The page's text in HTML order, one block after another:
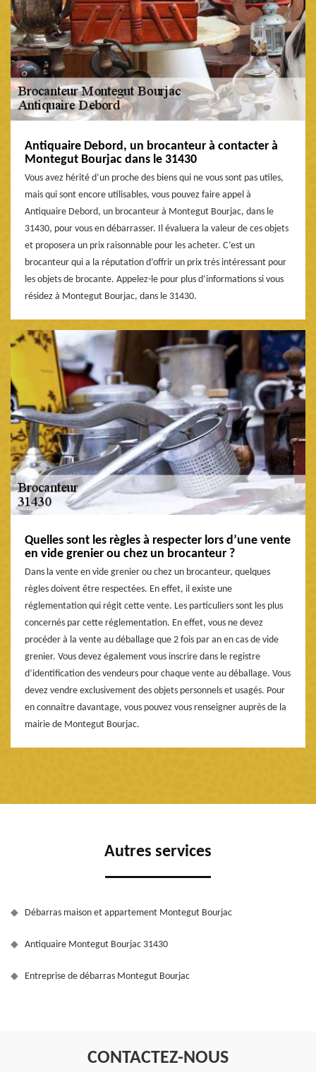
Antiquaire Debord, un brocanteur à contacter à
Montegut Bourjac dans le 31430
Vous avez hérité d’un proche des biens qui ne vous sont pas utiles,
mais qui sont encore utilisables, vous pouvez faire appel à
Antiquaire Debord, un brocanteur à Montegut Bourjac, dans le
31430, pour vous en débarrasser. Il évaluera la valeur de ces objets
et proposera un prix raisonnable pour les acheter. C’est un
brocanteur qui a la réputation d’offrir un prix très intéressant pour
les objets de brocante. Appelez-le pour plus d’informations si vous
résidez à Montegut Bourjac, dans le 31430.
Quelles sont les règles à respecter lors d’une vente
en vide grenier ou chez un brocanteur ?
Dans la vente en vide grenier ou chez un brocanteur, quelques
règles doivent être respectées. En effet, il existe une
réglementation qui régit cette vente. Les particuliers sont les plus
concernés par cette réglementation. En effet, vous ne devez
procéder à la vente au déballage que 2 fois par an en cas de vide
grenier. Vous devez également vous inscrire dans le registre
d’identification des vendeurs pour chaque vente au déballage. Vous
devez vendre exclusivement des objets personnels et usagés. Pour
en connaitre davantage, vous pouvez vous renseigner auprès de la
mairie de Montegut Bourjac.
Autres services
Débarras maison et appartement Montegut Bourjac
Antiquaire Montegut Bourjac 31430
Entreprise de débarras Montegut Bourjac
CONTACTEZ-NOUS